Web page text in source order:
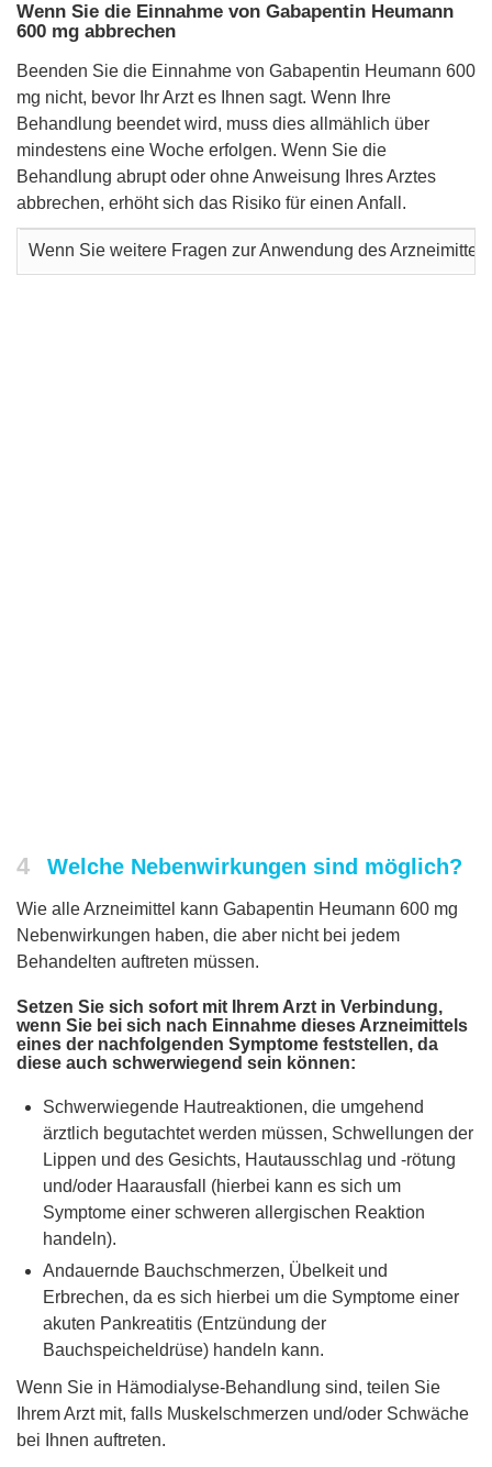
Wenn Sie die Einnahme von Gabapentin Heumann
600 mg abbrechen
Beenden Sie die Einnahme von Gabapentin Heumann 600
mg nicht, bevor Ihr Arzt es Ihnen sagt. Wenn Ihre
Behandlung beendet wird, muss dies allmählich über
mindestens eine Woche erfolgen. Wenn Sie die
Behandlung abrupt oder ohne Anweisung Ihres Arztes
abbrechen, erhöht sich das Risiko für einen Anfall.
Wenn Sie weitere Fragen zur Anwendung des
4 Welche Nebenwirkungen sind möglich?
Wie alle Arzneimittel kann Gabapentin Heumann 600 mg
Nebenwirkungen haben, die aber nicht bei jedem
Behandelten auftreten müssen.
Setzen Sie sich sofort mit Ihrem Arzt in Verbindung,
wenn Sie bei sich nach Einnahme dieses Arzneimittels
eines der nachfolgenden Symptome feststellen, da
diese auch schwerwiegend sein können:
Schwerwiegende Hautreaktionen, die umgehend
ärztlich begutachtet werden müssen, Schwellungen der
Lippen und des Gesichts, Hautausschlag und -rötung
und/oder Haarausfall (hierbei kann es sich um
Symptome einer schweren allergischen Reaktion
handeln).
Andauernde Bauchschmerzen, Übelkeit und
Erbrechen, da es sich hierbei um die Symptome einer
akuten Pankreatitis (Entzündung der
Bauchspeicheldrüse) handeln kann.
Wenn Sie in Hämodialyse-Behandlung sind, teilen Sie
Ihrem Arzt mit, falls Muskelschmerzen und/oder Schwäche
bei Ihnen auftreten.